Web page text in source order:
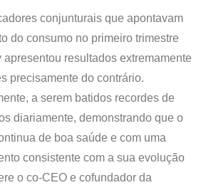
conjunturais que apontavam
do consumo no primeiro trimestre
apresentou resultados extremamente
precisamente do contrário.
a serem batidos recordes de
diariamente, demonstrando que o
de boa saúde e com uma
consistente com a sua evolução
o co-CEO e cofundador da